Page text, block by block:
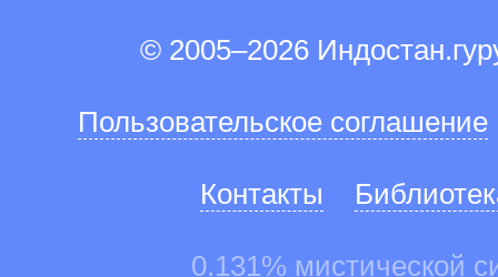
© 2005–2026
Пользовательское соглашение
Контакты
0.131% мистической